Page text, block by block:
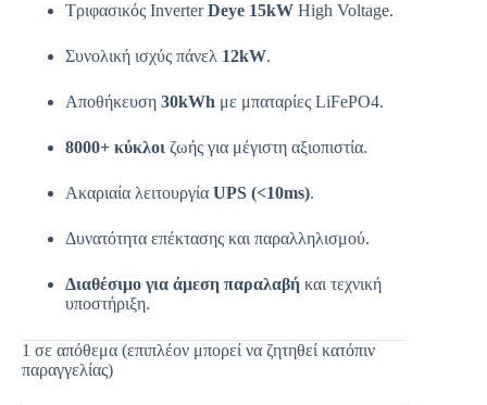
Τριφασικός InverterDeye 15kW High Voltage.
Συνολική ισχύς πάνελ 12kW.
Αποθήκευση 30kWh με μπαταρίες LiFePO4.
8000+ κύκλοι ζωής για μέγιστη αξιοπιστία.
Ακαριαία λειτουργία UPS (<10ms).
Δυνατότητα επέκτασης και παραλληλισμού.
Διαθέσιμο για άμεση παραλαβή και τεχνική
υποστήριξη.
1 σε απόθεμα (επιπλέον μπορεί να ζητηθεί κατόπιν
παραγγελίας)